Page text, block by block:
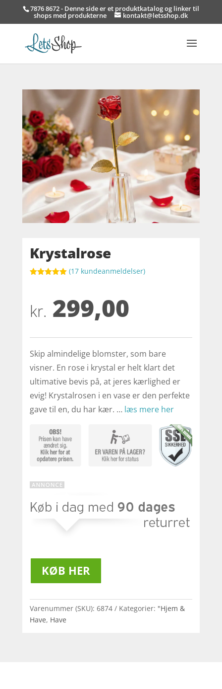
7876 8672 - Denne side er et produktkatalog og linker til
shops med produkterne kontakt@letsshop.dk
Krystalrose
baseret på
kundebedøm
melser
(17 kundeanmeldelser)
kr. 299,00
Skip almindelige blomster, som bare
visner. En rose i krystal er helt klart det
ultimative bevis på, at jeres kærlighed er
evig! Krystalrosen i en vase er den perfekte
gave til en, du har kær. … læs mere her
KØB HER
Varenummer (SKU): 6874 Kategorier: "Hjem &
Have, Have